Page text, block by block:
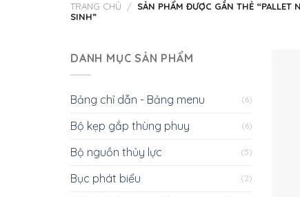
TRANG CHỦ / SẢN PHẨM ĐƯỢC GẮN THẺ
SINH”
DANH MỤC SẢN PHẨM
Bảng chỉ dẫn - Bảng menu (6)
Bộ kẹp gắp thùng phuy (6)
Bộ nguồn thủy lực (5)
Bục phát biểu (2)